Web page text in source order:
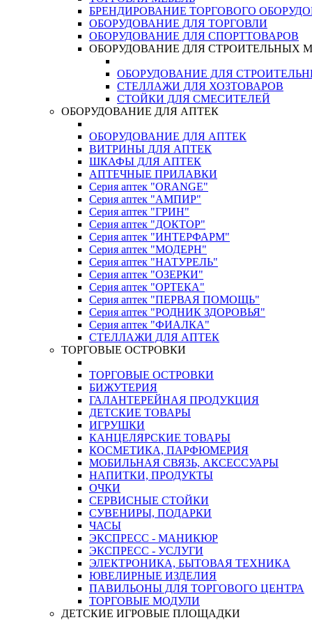
БРЕНДИРОВАНИЕ ТОРГОВОГО
ОБОРУДОВАНИЕ ДЛЯ ТОРГОВЛИ
ОБОРУДОВАНИЕ ДЛЯ СПОРТТОВАРОВ
ОБОРУДОВАНИЕ ДЛЯ СТРОИТЕЛЬНЫХ
ОБОРУДОВАНИЕ ДЛЯ
СТЕЛЛАЖИ ДЛЯ ХОЗТОВАРОВ
СТОЙКИ ДЛЯ СМЕСИТЕЛЕЙ
ОБОРУДОВАНИЕ ДЛЯ АПТЕК
ОБОРУДОВАНИЕ ДЛЯ АПТЕК
ВИТРИНЫ ДЛЯ АПТЕК
ШКАФЫ ДЛЯ АПТЕК
АПТЕЧНЫЕ ПРИЛАВКИ
Серия аптек "ORANGE"
Серия аптек "АМПИР"
Серия аптек "ГРИН"
Серия аптек "ДОКТОР"
Серия аптек "ИНТЕРФАРМ"
Серия аптек "МОДЕРН"
Серия аптек "НАТУРЕЛЬ"
Серия аптек "ОЗЕРКИ"
Серия аптек "ОРТЕКА"
Серия аптек "ПЕРВАЯ ПОМОЩЬ"
Серия аптек "РОДНИК ЗДОРОВЬЯ"
Серия аптек "ФИАЛКА"
СТЕЛЛАЖИ ДЛЯ АПТЕК
ТОРГОВЫЕ ОСТРОВКИ
ТОРГОВЫЕ ОСТРОВКИ
БИЖУТЕРИЯ
ГАЛАНТЕРЕЙНАЯ ПРОДУКЦИЯ
ДЕТСКИЕ ТОВАРЫ
ИГРУШКИ
КАНЦЕЛЯРСКИЕ ТОВАРЫ
КОСМЕТИКА, ПАРФЮМЕРИЯ
МОБИЛЬНАЯ СВЯЗЬ, АКСЕССУАРЫ
НАПИТКИ, ПРОДУКТЫ
ОЧКИ
СЕРВИСНЫЕ СТОЙКИ
СУВЕНИРЫ, ПОДАРКИ
ЧАСЫ
ЭКСПРЕСС - МАНИКЮР
ЭКСПРЕСС - УСЛУГИ
ЭЛЕКТРОНИКА, БЫТОВАЯ ТЕХНИКА
ЮВЕЛИРНЫЕ ИЗДЕЛИЯ
ПАВИЛЬОНЫ ДЛЯ ТОРГОВОГО ЦЕНТРА
ТОРГОВЫЕ МОДУЛИ
ДЕТСКИЕ ИГРОВЫЕ ПЛОЩАДКИ